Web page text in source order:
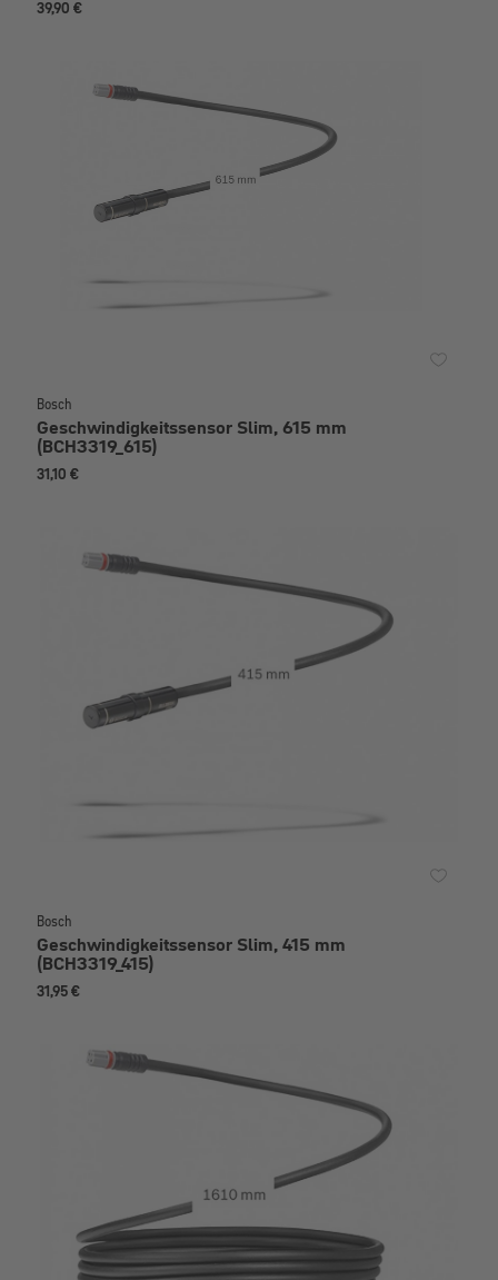
39,90 €
Bosch
Geschwindigkeitssensor Slim, 615 mm
(BCH3319_615)
31,10 €
Bosch
Geschwindigkeitssensor Slim, 415 mm
(BCH3319_415)
31,95 €